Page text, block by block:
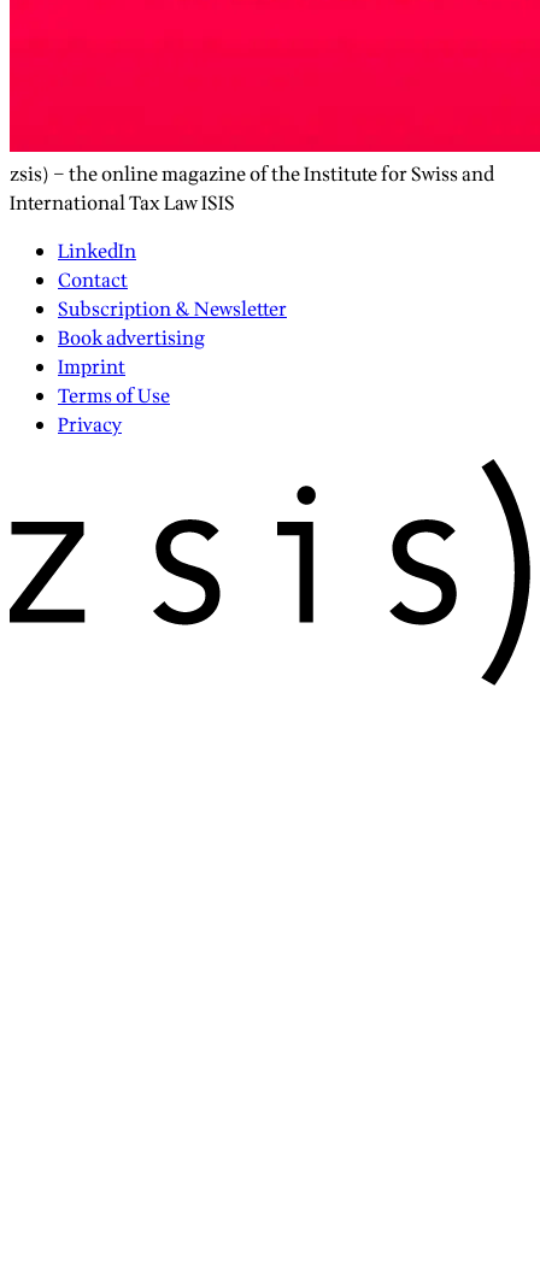
zsis) – the online magazine of the Institute for Swiss and
International Tax Law ISIS
LinkedIn
Contact
Subscription & Newsletter
Book advertising
Imprint
Terms of Use
Privacy